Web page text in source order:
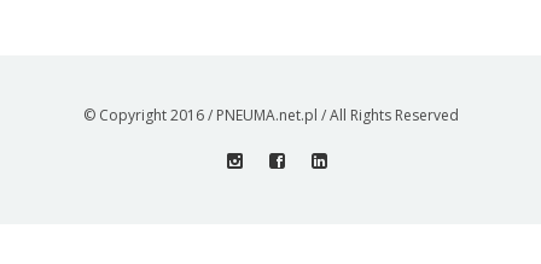
© Copyright 2016 / PNEUMA.net.pl / All Rights Reserved